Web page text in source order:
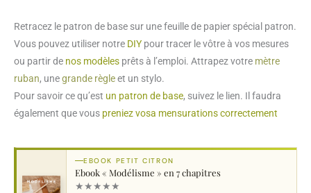
Retracez le patron de base sur une feuille de papier spécial patron.
Vous pouvez utiliser notre DIY pour tracer le vôtre à vos mesures
ou partir de nos modèles prêts à l’emploi. Attrapez votre mètre
ruban, unegrande règleet un stylo.
Pour savoir ce qu’est un patron de base, suivez le lien. Il faudra
également que vous preniez vosa mensurations correctement
EBOOK PETIT CITRON
Ebook « Modélisme » en 7 chapitres
★★★★★